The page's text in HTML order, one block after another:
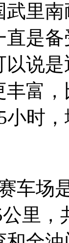
武里
直是
以说
富
时
车场
里